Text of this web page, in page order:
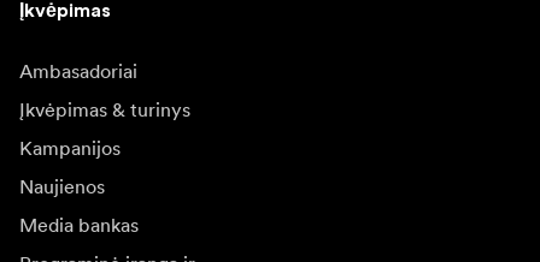
Įkvėpimas
Ambasadoriai
Įkvėpimas & turinys
Kampanijos
Naujienos
Media bankas